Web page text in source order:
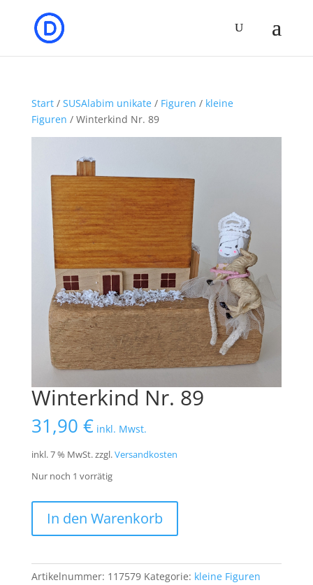
Start/ SUSAlabim unikate/ Figuren / kleine
Figuren / Winterkind Nr. 89
Winterkind Nr. 89
31,90 € inkl. Mwst.
inkl. 7 % MwSt.zzgl.Versandkosten
Nur noch 1 vorrätig
In den Warenkorb
Artikelnummer: 117579 Kategorie: kleine Figuren